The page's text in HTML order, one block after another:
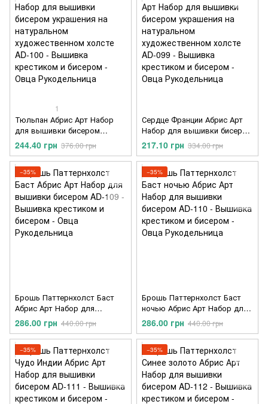
1
Тюльпан Абрис Арт Набор
для вышивки бисером
украшения на натуральном
художественном холсте AD-
100
244.40 грн 376.00 грн
Сердце Франции Абрис Арт
Набор для вышивки бисером
украшения на натуральном
художественном холсте AD-
099
217.10 грн 334.00 грн
−35%
Брошь Паттернхолст Баст
Абрис Арт Набор для
вышивки бисером AD-109
286.00 грн 440.00 грн
−35%
Брошь Паттернхолст Баст
ночью Абрис Арт Набор для
вышивки бисером AD-110
286.00 грн 440.00 грн
−35% −35%